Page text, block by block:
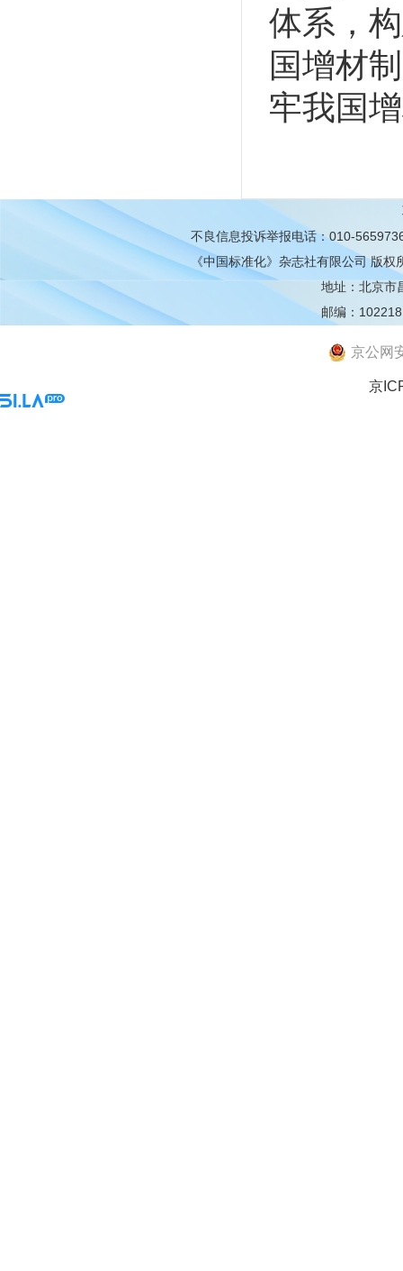
体系，
国增材
牢我国
不良信息投诉举报电话：010-
《中国标准化》杂志社有限公司版权
地址：北京市
邮编：102218
京公网
京